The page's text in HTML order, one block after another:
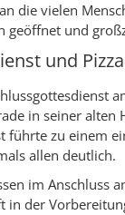
die vielen
geöffnet und
und
in seiner alten
führte zu einem
allen deutlich.
im Anschluss
in der